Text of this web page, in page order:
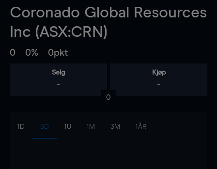
Coronado Global Resources
Inc (ASX:CRN)
0 0% 0pkt
Selg
-
Kjøp
-
0
1D 3D 1U 1M 3M 1ÅR